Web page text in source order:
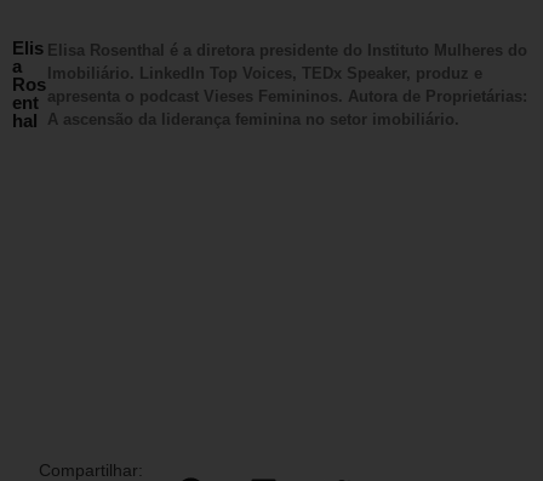
Elis
a
Ros
ent
hal
Elisa Rosenthal é a diretora presidente do Instituto Mulheres do
Imobiliário. LinkedIn Top Voices, TEDx Speaker, produz e
apresenta o podcast Vieses Femininos. Autora de Proprietárias:
A ascensão da liderança feminina no setor imobiliário.
Compartilhar: